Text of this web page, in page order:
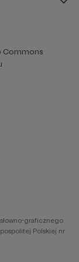
Commons
graficznego
Polskiej nr